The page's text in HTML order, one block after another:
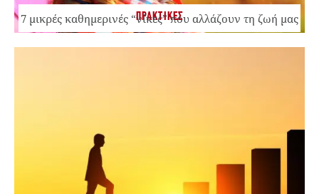
ΠΡΑΚΤΙΚΕΣ
7 μικρές καθημερινές “νίκες” που αλλάζουν τη ζωή μας